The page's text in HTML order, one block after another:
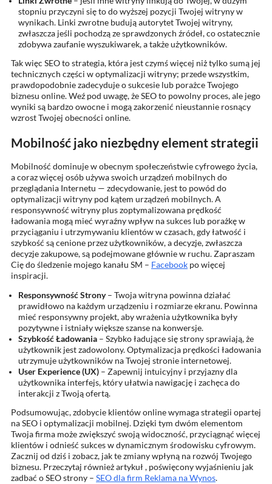
stopniu przyczyni się to do wyższej pozycji Twojej witryny w
wynikach. Linki zwrotne budują autorytet Twojej witryny,
zwłaszcza jeśli pochodzą ze sprawdzonych źródeł, co ostatecznie
zdobywa zaufanie wyszukiwarek, a także użytkowników.
Tak więc SEO to strategia, która jest czymś więcej niż tylko sumą jej
technicznych części w optymalizacji witryny; przede wszystkim,
prawdopodobnie zadecyduje o sukcesie lub porażce Twojego
biznesu online. Weź pod uwagę, że SEO to powolny proces, ale jego
wyniki są bardzo owocne i mogą zakorzenić nieustannie rosnący
wzrost Twojej obecności online.
Mobilność jako niezbędny element strategii
Mobilność dominuje w obecnym społeczeństwie cyfrowego życia,
a coraz więcej osób używa swoich urządzeń mobilnych do
przeglądania Internetu — zdecydowanie, jest to powód do
optymalizacji witryny pod kątem urządzeń mobilnych. A
responsywność witryny plus zoptymalizowana prędkość
ładowania mogą mieć wyraźny wpływ na sukces lub porażkę w
przyciąganiu i utrzymywaniu klientów w czasach, gdy łatwość i
szybkość są cenione przez użytkowników, a decyzje, zwłaszcza
decyzje zakupowe, są podejmowane głównie w ruchu. Zapraszam
Cię do śledzenie mojego kanału SM – Facebook po więcej
inspiracji.
Responsywność Strony– Twoja witryna powinna działać
prawidłowo na każdym urządzeniu i rozmiarze ekranu. Powinna
mieć responsywny projekt, aby wrażenia użytkownika były
pozytywne i istniały większe szanse na konwersje.
Szybkość Ładowania – Szybko ładujące się strony sprawiają, że
użytkownik jest zadowolony. Optymalizacja prędkości ładowania
utrzymuje użytkowników na Twojej stronie internetowej.
User Experience (UX) – Zapewnij intuicyjny i przyjazny dla
użytkownika interfejs, który ułatwia nawigację i zachęca do
interakcji z Twoją ofertą.
Podsumowując, zdobycie klientów online wymaga strategii opartej
na SEO i optymalizacji mobilnej. Dzięki tym dwóm elementom
Twoja firma może zwiększyć swoją widoczność, przyciągnąć więcej
klientów i odnieść sukces w dynamicznym środowisku cyfrowym.
Zacznij od dziś i zobacz, jak te zmiany wpłyną na rozwój Twojego
biznesu. Przeczytaj również artykuł , poświęcony wyjaśnieniu jak
zadbać o SEO strony – SEO dla firm Reklama na Wynos.